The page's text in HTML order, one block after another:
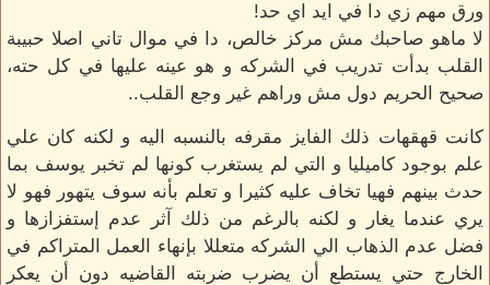
ورق مهم زي دا في ايد اي حد!
لا ماهو صاحبك مش مركز خالص، دا في موال تاني اصلا حبيبة
القلب بدأت تدريب في الشركه و هو عينه عليها في كل حته،
صحيح الحريم دول مش وراهم غير وجع القلب..
كانت قهقهات ذلك الفايز مقرفه بالنسبه اليه و لكنه كان علي
علم بوجود كاميليا و التي لم يستغرب كونها لم تخبر يوسف بما
حدث بينهم فهيا تخاف عليه كثيرا و تعلم بأنه سوف يتهور فهو لا
يري عندما يغار و لكنه بالرغم من ذلك آثر عدم إستفزازها و
فضل عدم الذهاب الي الشركه متعللا بإنهاء العمل المتراكم في
الخارج حتي يستطع أن يضرب ضربته القاضيه دون أن يعكر